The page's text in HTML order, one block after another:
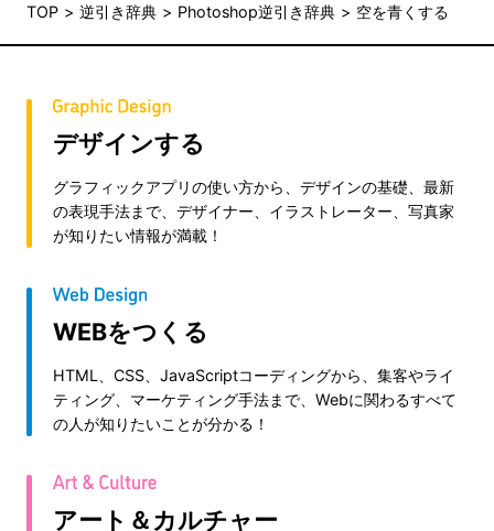
TOP 逆引き辞典 Photoshop逆引き辞典 空を青くする
デザインする
グラフィックアプリの使い方から、デザインの基礎、最新
の表現手法まで、デザイナー、イラストレーター、写真家
が知りたい情報が満載！
WEBをつくる
HTML、CSS、JavaScriptコーディングから、集客やライ
ティング、マーケティング手法まで、Webに関わるすべて
の人が知りたいことが分かる！
アート＆カルチャー